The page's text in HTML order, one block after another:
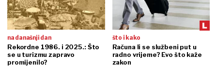
na današnji dan
Rekordne 1986. i 2025.: Što
se u turizmu zapravo
promijenilo?
što i kako
Računa li se službeni put u
radno vrijeme? Evo što kaže
zakon